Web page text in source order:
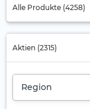
Alle Produkte (4258)
Aktien (2315)
Region